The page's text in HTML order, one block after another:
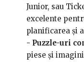
Junior, sau
excelente
planificarea și
- Puzzle-uri
piese și